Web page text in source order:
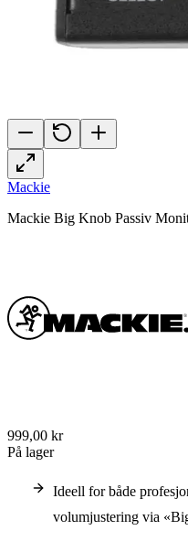
Mackie
Mackie Big Knob Passiv
999,00 kr
På lager
Ideell for både
volumjustering via